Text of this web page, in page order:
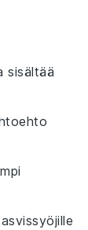
sisältää